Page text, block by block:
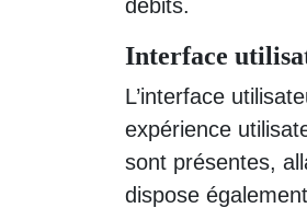
débits.
Interface
L’interface
expérience
sont présentes,
dispose